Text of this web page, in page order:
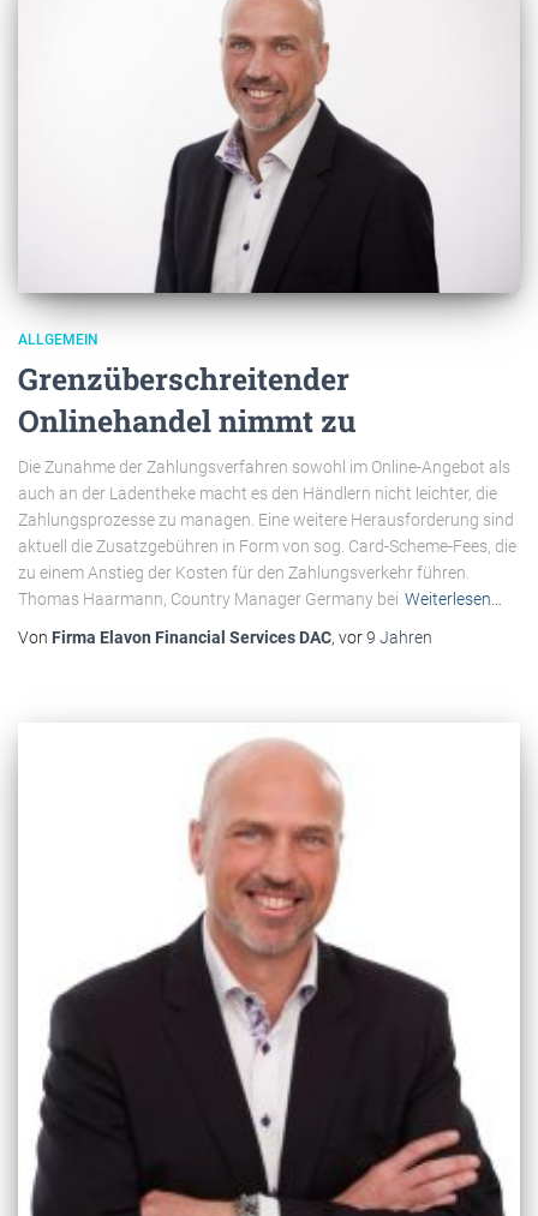
ALLGEMEIN
Grenzüberschreitender
Onlinehandel nimmt zu
Die Zunahme der Zahlungsverfahren sowohl im Online-Angebot als
auch an der Ladentheke macht es den Händlern nicht leichter, die
Zahlungsprozesse zu managen. Eine weitere Herausforderung sind
aktuell die Zusatzgebühren in Form von sog. Card-Scheme-Fees, die
zu einem Anstieg der Kosten für den Zahlungsverkehr führen.
Thomas Haarmann, Country Manager Germany bei Weiterlesen…
Von Firma Elavon Financial Services DAC, vor9 Jahren